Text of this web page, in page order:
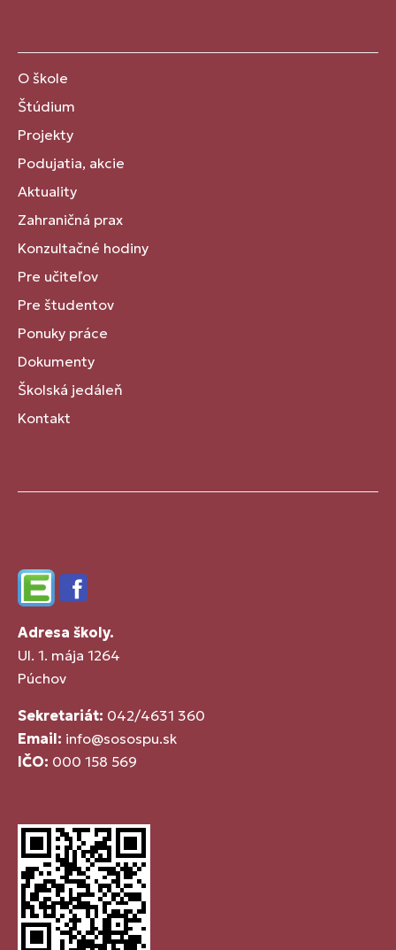
O škole
Štúdium
Projekty
Podujatia, akcie
Aktuality
Zahraničná prax
Konzultačné hodiny
Pre učiteľov
Pre študentov
Ponuky práce
Dokumenty
Školská jedáleň
Kontakt
EdupageFacebook
Adresa školy.
Ul. 1. mája 1264
Púchov
Sekretariát: 042/4631 360
Email: info@sosospu.sk
IČO: 000 158 569